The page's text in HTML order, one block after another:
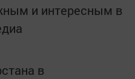
и интересным в
в